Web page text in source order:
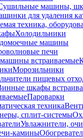
машины,
для удаления
техника,
Холодильники
машины
печи
встраиваемые
Морозильники
пищевых
шкафы
Пароварки
техника
сплит-системы
Увлажнители,
камины